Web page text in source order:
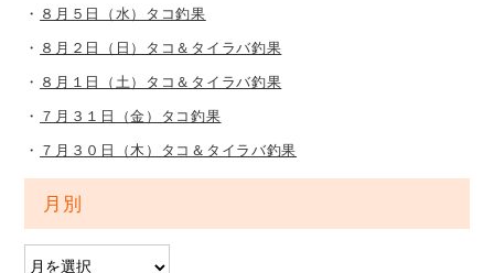
８月５日（水）タコ釣果
８月２日（日）タコ＆タイラバ釣果
８月１日（土）タコ＆タイラバ釣果
７月３１日（金）タコ釣果
７月３０日（木）タコ＆タイラバ釣果
月別